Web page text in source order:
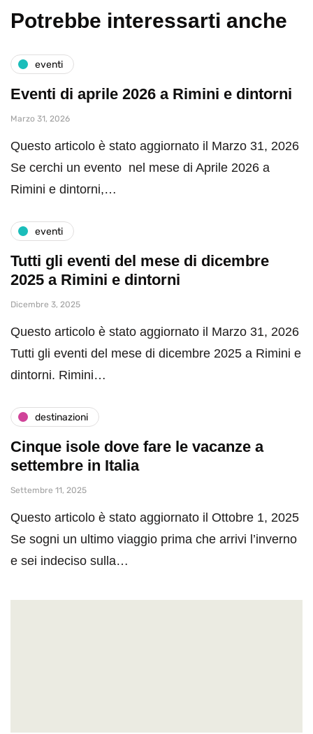
Potrebbe interessarti anche
eventi
Eventi di aprile 2026 a Rimini e dintorni
Marzo 31, 2026
Questo articolo è stato aggiornato il Marzo 31, 2026
Se cerchi un evento nel mese di Aprile 2026 a
Rimini e dintorni,…
eventi
Tutti gli eventi del mese di dicembre
2025 a Rimini e dintorni
Dicembre 3, 2025
Questo articolo è stato aggiornato il Marzo 31, 2026
Tutti gli eventi del mese di dicembre 2025 a Rimini e
dintorni. Rimini…
destinazioni
Cinque isole dove fare le vacanze a
settembre in Italia
Settembre 11, 2025
Questo articolo è stato aggiornato il Ottobre 1, 2025
Se sogni un ultimo viaggio prima che arrivi l’inverno
e sei indeciso sulla…